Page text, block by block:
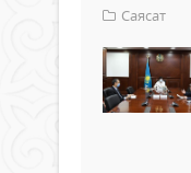
Саясат